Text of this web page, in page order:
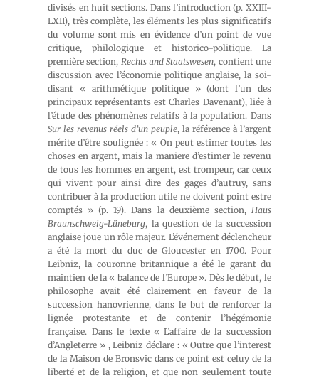
divisés en huit sections. Dans l’introduction (p. XXIII-
LXII), très complète, les éléments les plus significatifs
du volume sont mis en évidence d’un point de vue
critique, philologique et historico-politique. La
première section, Rechts und Staatswesen, contient une
discussion avec l’économie politique anglaise, la soi-
disant « arithmétique politique » (dont l’un des
principaux représentants est Charles Davenant), liée à
l’étude des phénomènes relatifs à la population. Dans
Sur les revenus réels d’un peuple, la référence à l’argent
mérite d’être soulignée : « On peut estimer toutes les
choses en argent, mais la maniere d’estimer le revenu
de tous les hommes en argent, est trompeur, car ceux
qui vivent pour ainsi dire des gages d’autruy, sans
contribuer à la production utile ne doivent point estre
comptés » (p. 19). Dans la deuxième section, Haus
Braunschweig-Lüneburg, la question de la succession
anglaise joue un rôle majeur. L’événement déclencheur
a été la mort du duc de Gloucester en 1700. Pour
Leibniz, la couronne britannique a été le garant du
maintien de la « balance de l’Europe ». Dès le début, le
philosophe avait été clairement en faveur de la
succession hanovrienne, dans le but de renforcer la
lignée protestante et de contenir l’hégémonie
française. Dans le texte « L’affaire de la succession
d’Angleterre » , Leibniz déclare : « Outre que l’interest
de la Maison de Bronsvic dans ce point est celuy de la
liberté et de la religion, et que non seulement toute